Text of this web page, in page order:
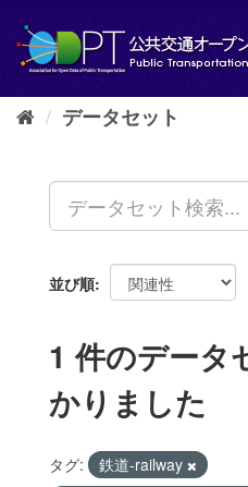
し
データセット
並び順
1 件のデータ
かりました
タグ:
鉄道-railway